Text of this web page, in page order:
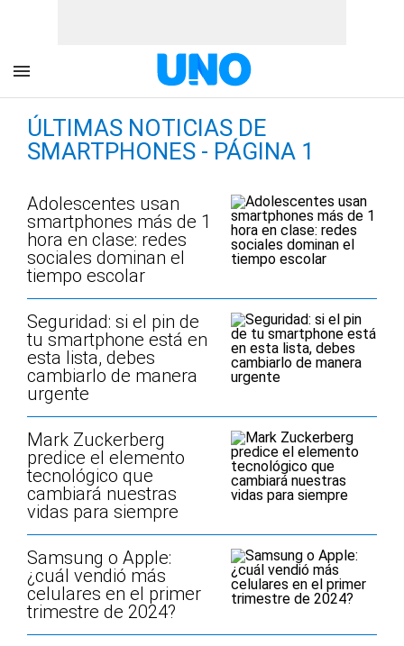
ÚLTIMAS NOTICIAS DE
SMARTPHONES - PÁGINA 1
Adolescentes usan
smartphones más de 1
hora en clase: redes
sociales dominan el
tiempo escolar
Seguridad: si el pin de
tu smartphone está en
esta lista, debes
cambiarlo de manera
urgente
Mark Zuckerberg
predice el elemento
tecnológico que
cambiará nuestras
vidas para siempre
Samsung o Apple:
¿cuál vendió más
celulares en el primer
trimestre de 2024?